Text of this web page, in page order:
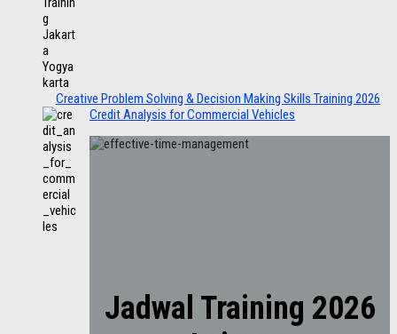
Creative Problem Solving & Decision Making Skills Training 2026
Credit Analysis for Commercial Vehicles
Jadwal Training 2026